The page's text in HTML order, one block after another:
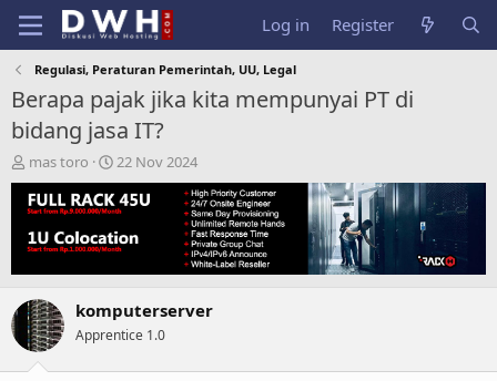
Log in Register
Regulasi, Peraturan Pemerintah, UU, Legal
Berapa pajak jika kita mempunyai PT di
bidang jasa IT?
T
h
r
e
a
s
t
a
r
mas toro
S
t
a
r
t
a
e
22 Nov 2024
komputerserver
Apprentice 1.0